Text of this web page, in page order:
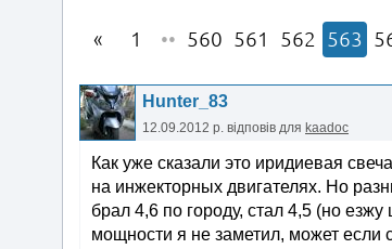
1 •• 560 561 562 563
Hunter_83
12.09.2012 р. відповів для kaadoc
Как уже сказали это иридиевая
на инжекторных двигателях. Но
брал 4,6 по городу, стал 4,5 (но
мощности я не заметил, может если